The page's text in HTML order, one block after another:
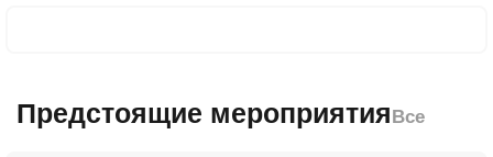
Предстоящие мероприятияВсе